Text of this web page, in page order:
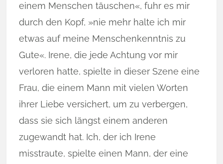
einem Menschen täuschen«, fuhr es mir
durch den Kopf, »nie mehr halte ich mir
etwas auf meine Menschenkenntnis zu
Gute«. Irene, die jede Achtung vor mir
verloren hatte, spielte in dieser Szene eine
Frau, die einem Mann mit vielen Worten
ihrer Liebe versichert, um zu verbergen,
dass sie sich längst einem anderen
zugewandt hat. Ich, der ich Irene
misstraute, spielte einen Mann, der eine